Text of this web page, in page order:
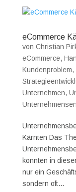
eCommerce
von Christian
eCommerce,
Kundenproblem,
Unternehmen,
Kärnten Das
konnten in
nur ein
sondern oft...